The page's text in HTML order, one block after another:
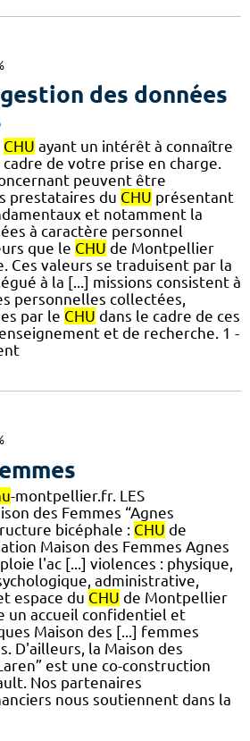
des données
CHU ayant un intérêt à connaître
de votre prise en charge.
peuvent être
prestataires du CHU présentant
et notamment la
à caractère personnel
que le CHU de Montpellier
Ces valeurs se traduisent par la
à la [...] missions consistent à
personnelles collectées,
par le CHU dans le cadre de ces
et de recherche. 1 -
-montpellier.fr. LES
des Femmes “Agnes
bicéphale : CHU de
Maison des Femmes Agnes
l'ac [...] violences : physique,
administrative,
espace du CHU de Montpellier
un accueil confidentiel et
Maison des [...] femmes
D'ailleurs, la Maison des
est une co-construction
Nos partenaires
nous soutiennent dans la